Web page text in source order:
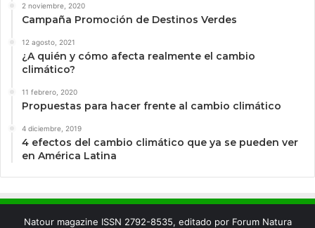
2 noviembre, 2020
Campaña Promoción de Destinos Verdes
12 agosto, 2021
¿A quién y cómo afecta realmente el cambio
climático?
11 febrero, 2020
Propuestas para hacer frente al cambio climático
4 diciembre, 2019
4 efectos del cambio climático que ya se pueden ver
en América Latina
Natour magazine ISSN 2792-8535, editado por Forum Natura